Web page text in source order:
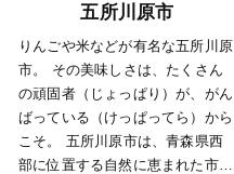
五所川原市
りんごや米などが有名な五所川原
市。 その美味しさは、たくさん
の頑固者（じょっぱり）が、がん
ばっている（けっぱってら）から
こそ。 五所川原市は、青森県西
部に位置する自然に恵まれた市で